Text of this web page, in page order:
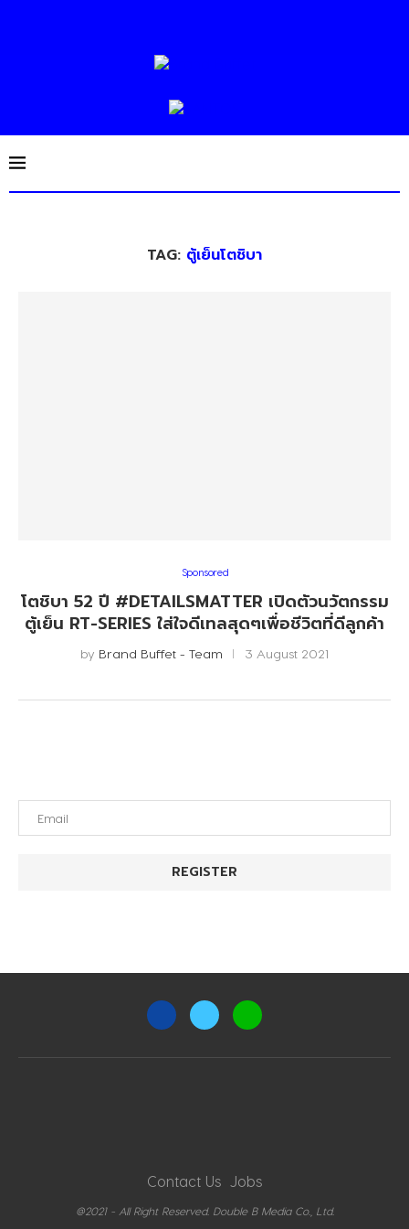
TAG: ตู้เย็นโตชิบา
Sponsored
โตชิบา 52 ปี #DETAILSMATTER เปิดตัวนวัตกรรม
ตู้เย็น RT-SERIES ใส่ใจดีเทลสุดๆเพื่อชีวิตที่ดีลูกค้า
by Brand Buffet - Team 3 August 2021
Contact Us Jobs
@2021 - All Right Reserved. Double B Media Co., Ltd.